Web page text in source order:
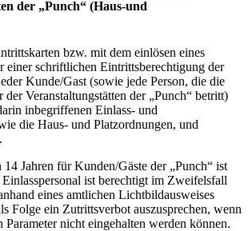
der „Punch“ (Haus-und
bzw. mit dem einlösen eines
einer schriftlichen Eintrittsberechtigung der
Kunde/Gast (sowie jede Person, die die
Veranstaltungstätten der „Punch“ betritt)
inbegriffenen Einlass- und
die Haus- und Platzordnungen, und
Jahren für Kunden/Gäste der „Punch“ ist
ist berechtigt im Zweifelsfall
eines amtlichen Lichtbildausweises
Folge ein Zutrittsverbot auszusprechen, wenn
Parameter nicht eingehalten werden können.